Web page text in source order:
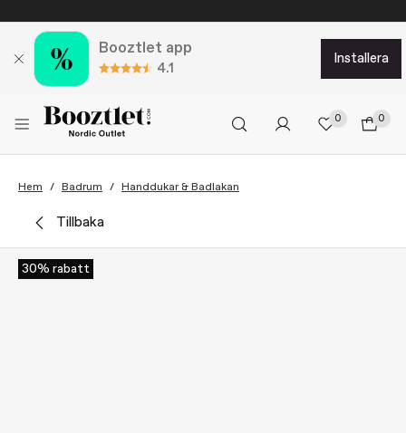
Booztlet app
4.1
installera
0 0
Hem Badrum Handdukar & Badlakan
tillbaka
30% rabatt